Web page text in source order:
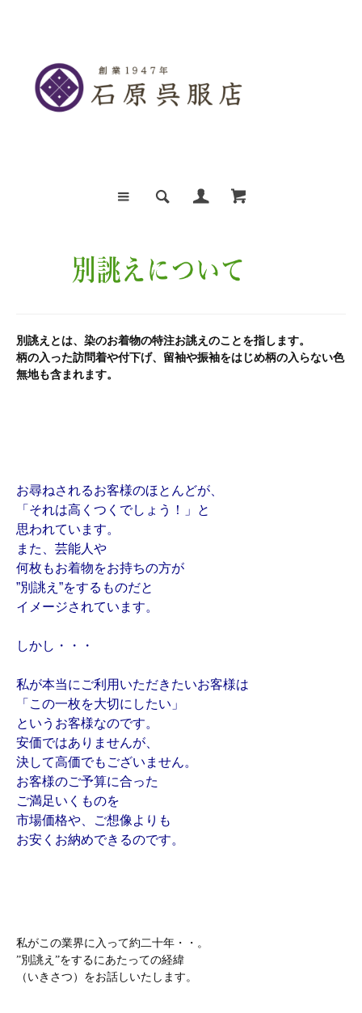
別誂えとは、染のお着物の特注お誂えのことを指します。
柄の入った訪問着や付下げ、留袖や振袖をはじめ柄の入らない色
無地も含まれます。
お尋ねされるお客様のほとんどが、
「それは高くつくでしょう！」と
思われています。
また、芸能人や
何枚もお着物をお持ちの方が
”別誂え”をするものだと
イメージされています。
しかし・・・
私が本当にご利用いただきたいお客様は
「この一枚を大切にしたい」
というお客様なのです。
安価ではありませんが、
決して高価でもございません。
お客様のご予算に合った
ご満足いくものを
市場価格や、ご想像よりも
お安くお納めできるのです。
私がこの業界に入って約二十年・・。
”別誂え”をするにあたっての経緯
（いきさつ）をお話しいたします。